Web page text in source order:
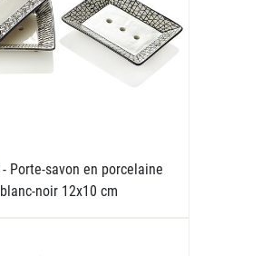
- Porte-savon en porcelaine
blanc-noir 12x10 cm